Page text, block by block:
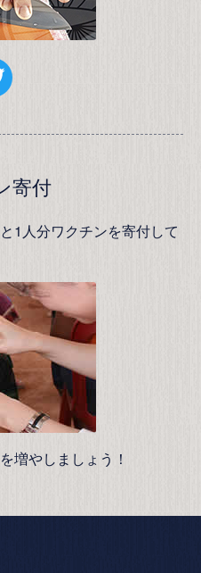
寄付
1人分ワクチンを寄付して
増やしましょう！